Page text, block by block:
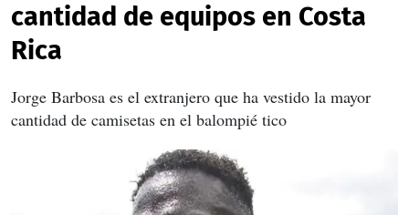
cantidad de equipos en Costa
Rica
Jorge Barbosa es el extranjero que ha vestido la mayor
cantidad de camisetas en el balompié tico